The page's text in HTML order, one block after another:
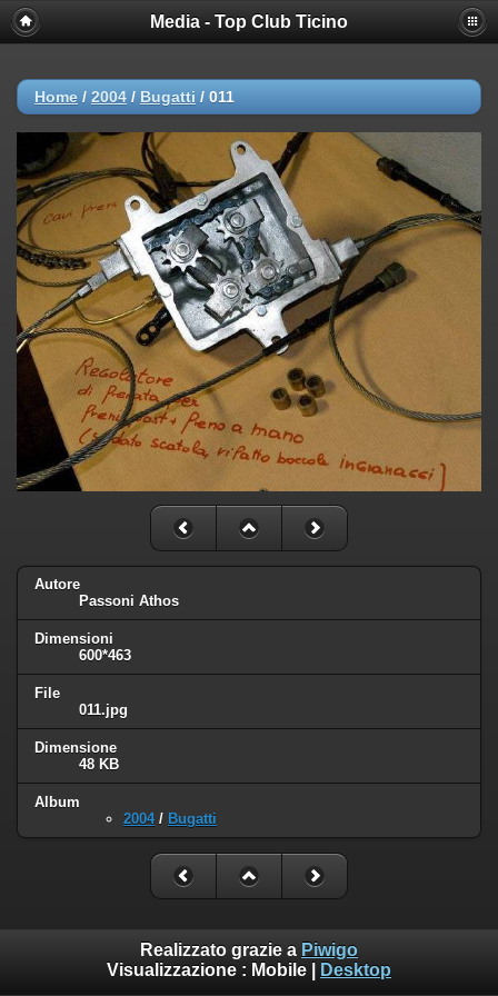
Media - Top Club Ticino
Home / 2004 / Bugatti / 011
Autore
Passoni Athos
Dimensioni
600*463
File
011.jpg
Dimensione
48 KB
Album
2004/ Bugatti
Realizzato grazie a Piwigo
Visualizzazione : Mobile Desktop